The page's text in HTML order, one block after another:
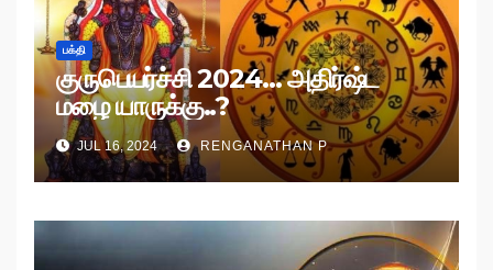
பக்தி
குருபெயர்ச்சி 2024… அதிர்ஷ்ட
மழை யாருக்கு..?
JUL 16, 2024 RENGANATHAN P